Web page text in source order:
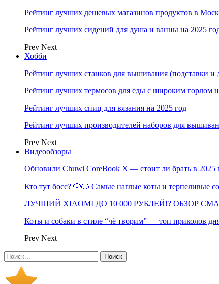
Рейтинг лучших дешевых магазинов продуктов в
Рейтинг лучших сидений для душа и ванны на 2025
Prev Next
Хобби
Рейтинг лучших станков для вышивания (подставки и
Рейтинг лучших термосов для еды с широким горлом
Рейтинг лучших спиц для вязания на 2025 год
Рейтинг лучших производителей наборов для
Prev Next
Видеообзоры
Обновили Chuwi CoreBook X — стоит ли брать в 2025
Кто тут босс? 🐶😼 Самые наглые коты и терпеливые
ЛУЧШИЙ XIAOMI ДО 10 000 РУБЛЕЙ!? ОБЗОР
Коты и собаки в стиле “чё творим” — топ приколов
Prev Next